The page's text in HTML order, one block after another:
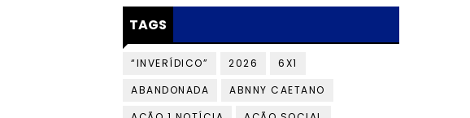
TAGS
“INVERÍDICO” 2026
6X1
ABANDONADA
ABNNY CAETANO